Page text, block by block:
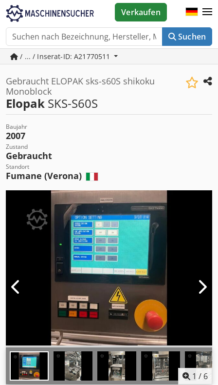
Suchen
Verkaufen
/ ... / Inserat-ID: A21770511
Gebraucht ELOPAK sks-s60S shikoku
Monoblock
Elopak SKS-S60S
Baujahr
2007
Zustand
Gebraucht
Standort
Fumane (Verona)
1 / 6